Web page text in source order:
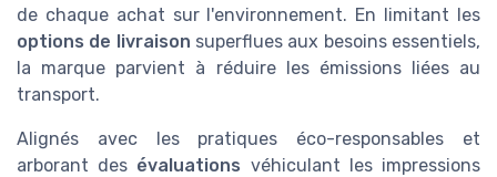
de chaque achat sur l'environnement. En limitant les
options de livraison superflues aux besoins essentiels,
la marque parvient à réduire les émissions liées au
transport.
Alignés avec les pratiques éco-responsables et
arborant des évaluations véhiculant les impressions